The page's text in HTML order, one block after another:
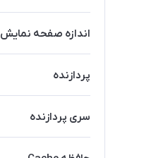
ProBook
Pavilion
ENVY
Dragonfly
اندازه صفحه نمایش
15/6 اینچ
16/1 اینچ
پردازنده
AMD
Qualcomm
سری پردازنده